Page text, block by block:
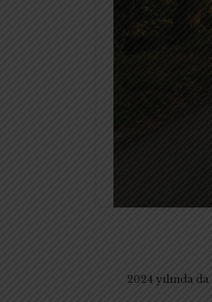
2024 yılında